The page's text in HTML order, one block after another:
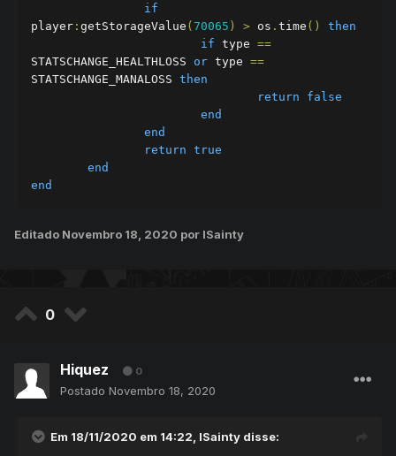
if
player : getStorageValue ( 70065 ) > os . time ()
then
if type ==
STATSCHANGE_HEALTHLOSS or type ==
STATSCHANGE_MANALOSS then
return
false
end
end
return true
end
end
Editado Novembro 18, 2020 por lSainty
0
Hiquez 0
Postado Novembro 18, 2020
Em 18/11/2020 em 14:22, lSainty disse: